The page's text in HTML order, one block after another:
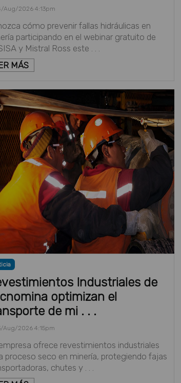
2026 4:13pm
cómo prevenir fallas hidráulicas en
participando en el webinar gratuito de
y Mistral Ross este . . .
MÁS
Industriales de
optimizan el
de mi . . .
2026 4:15pm
ofrece revestimientos industriales
proceso seco en minería, protegiendo fajas
chutes y . . .